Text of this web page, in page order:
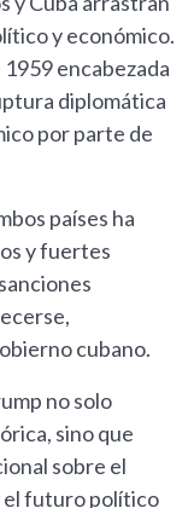
y económico.
encabezada
diplomática
por parte de
países ha
y fuertes
cubano.
no solo
sino que
sobre el
el futuro político